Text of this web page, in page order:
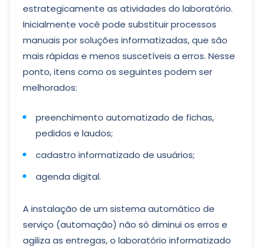
estrategicamente as atividades do laboratório.
Inicialmente você pode substituir processos
manuais por soluções informatizadas, que são
mais rápidas e menos suscetíveis a erros. Nesse
ponto, itens como os seguintes podem ser
melhorados:
preenchimento automatizado de fichas,
pedidos e laudos;
cadastro informatizado de usuários;
agenda digital.
A instalação de um sistema automático de
serviço (automação) não só diminui os erros e
agiliza as entregas, o laboratório informatizado